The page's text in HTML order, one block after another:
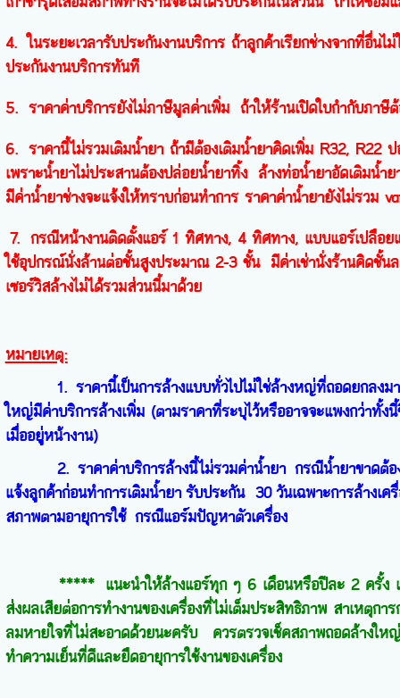
4. ในระยะเวลารับประกันงานบริการ ถ้าลูกค้าเรียกช่างจากที่อื่น
ประกันงานบริการทันที
5. ราคาค่าบริการยังไม่ภาษีมูลค่าเพิ่ม ถ้าให้ร้านเปิดใบกำกับภาษี
6. ราคานี้ไม่รวมเติมน้ำยา ถ้ามีต้องเติมน้ำยาคิดเพิ่ม R32, R22
เพราะน้ำยาไม่ประสานต้องปล่อยน้ำยาทิ้ง ล้างท่อน้ำยาอัดเติมน้
มีค่าน้ำยาช่างจะแจ้งให้ทราบก่อนทำการ ราคาค่าน้ำยายังไม่รวม
7. กรณีหน้างานติดตั้งแอร์ 1 ทิศทาง, 4 ทิศทาง, แบบแอร์เปลือย
ใช้อุปกรณ์นั่งล้านต่อชั้นสูงประมาณ 2-3 ชั้น มีค่าเช่านั่งร้านคิดชั้น
เซอร์วิสล้างไม่ได้รวมส่วนนี้มาด้วย
หมายเหตุ:
1. ราคานี้เป็นการล้างแบบทั่วไปไม่ใช่ล้างหญ่ที่ถอดยกลง
ใหญ่มีค่าบริการล้างเพิ่ม (ตามราคาที่ระบุไว้หรืออาจจะแพงกว่าทั้
เมื่ออยู่หน้างาน)
2. ราคาค่าบริการล้างนี้ไม่รวมค่าน้ำยา กรณีน้ำยาขาดต้องเ
แจ้งลูกค้าก่อนทำการเติมน้ำยา รับประกัน 30 วันเฉพาะการล้างเ
สภาพตามอายุการใช้ กรณีแอร์มปัญหาตัวเครื่อง
***** แนะนำให้ล้างแอร์ทุก ๆ 6 เดือนหรือปีละ 2 ครั้ง
ส่งผลเสียต่อการทำงานของเครื่องที่ไม่เต็มประสิทธิภาพ สาเหตุก
ลมหายใจที่ไม่สะอาดด้วยนะครับ ควรตรวจเช็คสภาพถอดล้างใ
ทำความเย็นที่ดีและยืดอายุการใช้งานของเครื่อง